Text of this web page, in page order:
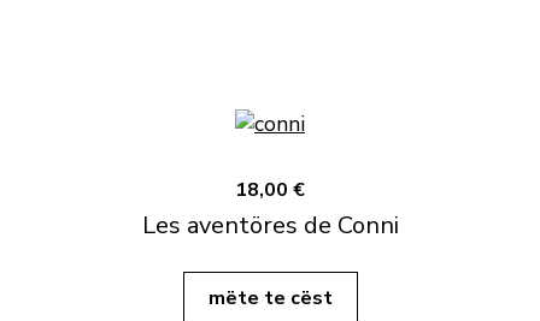
18,00 €
Les aventöres de Conni
mëte te cëst